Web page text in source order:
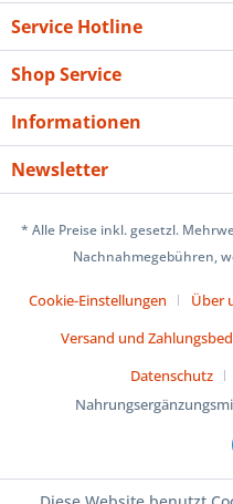
Service Hotline
Shop Service
Informationen
Newsletter
* Alle Preise inkl. gesetzl.
Nachnahmegebühren,
Cookie-Einstellungen Über
Versand und
Datenschutz